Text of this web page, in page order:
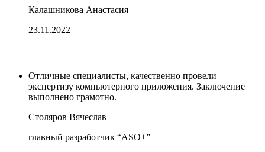
Калашникова Анастасия
23.11.2022
Отличные специалисты, качественно провели
экспертизу компьютерного приложения. Заключение
выполнено грамотно.
Столяров Вячеслав
главный разработчик “ASO+”